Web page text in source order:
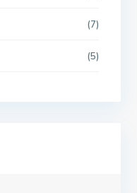
(7)
(5)